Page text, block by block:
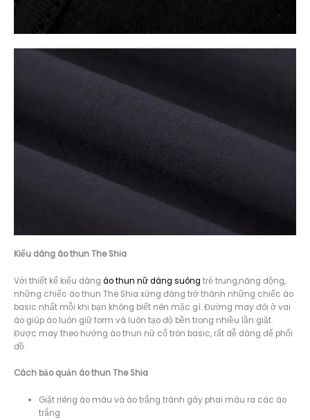
Kiểu dáng áo thun The Shia
Với thiết kế kiểu dáng áo thun nữ dáng suông trẻ trung,năng động,
những chiếc áo thun The Shia xứng đáng trở thành những chiếc áo
basic nhất mỗi khi bạn không biết nên mặc gì. Đường may đôi ở vai
áo giúp áo luôn giữ form và luôn tạo độ bền trong nhiều lần giặt.
Được may theo hướng áo thun nữ cổ tròn basic, rất dễ dàng để phối
đồ.
Cách bảo quản áo thun The Shia
Giặt riêng áo màu và áo trắng tránh gây phai màu ra các áo
trắng